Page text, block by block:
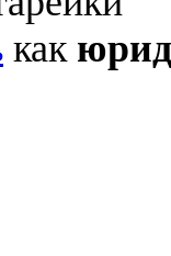
как